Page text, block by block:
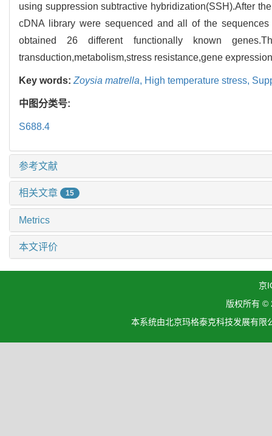
using suppression subtractive hybridization(SSH).After
cDNA library were sequenced and all of the
obtained 26 different functionally known
transduction,metabolism,stress resistance,gene
Key words: Zoysia matrella, High temperature stress,
中图分类号:
S688.4
参考文献
相关文章 15
Metrics
本文评价
京
版权所有 ©
本系统由北京玛格泰克科技发展有